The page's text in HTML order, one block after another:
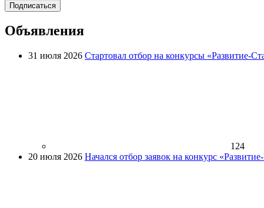
Подписаться
Объявления
31 июля 2026 Стартовал отбор на конкурсы «Развитие-
124
20 июля 2026 Начался отбор заявок на конкурс